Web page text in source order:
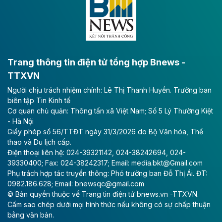
lực phát triển kinh tế - xã hội khu vực phía Nam đồng
Long Thành
Tổng công ty Cảng hàng không Việt Nam - CTCP
(ACV) vừa lập kỷ lục mới về lợi nhuận trong quý
II/2026.
Theo baodautu.vn
Vinaconex lập đỉnh doanh thu
Tổng CTCP Xuất nhập khẩu và Xây dựng Việt Nam
(Vinaconex) đã khép lại nửa đầu năm với doanh thu
thuần gần 7.268 tỷ đồng, tăng 4% so với cùng kỳ và
cũng là mức cao nhất lịch sử hoạt động của doanh
nghiệp.
Trang thông tin điện tử tổng hợp Bnews -
TTXVN
Người chịu trách nhiệm chính: Lê Thị Thanh Huyền. Trưởng ban
biên tập Tin Kinh tế
Cơ quan chủ quản: Thông tấn xã Việt Nam; Số 5 Lý Thường Kiệt
- Hà Nội
Giấy phép số 56/TTĐT ngày 31/3/2026 do Bộ Văn hóa, Thể
thao và Du lịch cấp.
Điện thoại liên hệ: 024-39321142, 024-38242694, 024-
39330400; Fax: 024-38242317; Email: media.bkt@Gmail.com
Phụ trách hợp tác truyền thông: Phó trưởng ban Đỗ Thị Ái. ĐT:
0982.186.628; Email: bnewsqc@gmail.com
© Bản quyền thuộc về Trang tin điện tử bnews.vn -TTXVN.
Cấm sao chép dưới mọi hình thức nếu không có sự chấp thuận
bằng văn bản.